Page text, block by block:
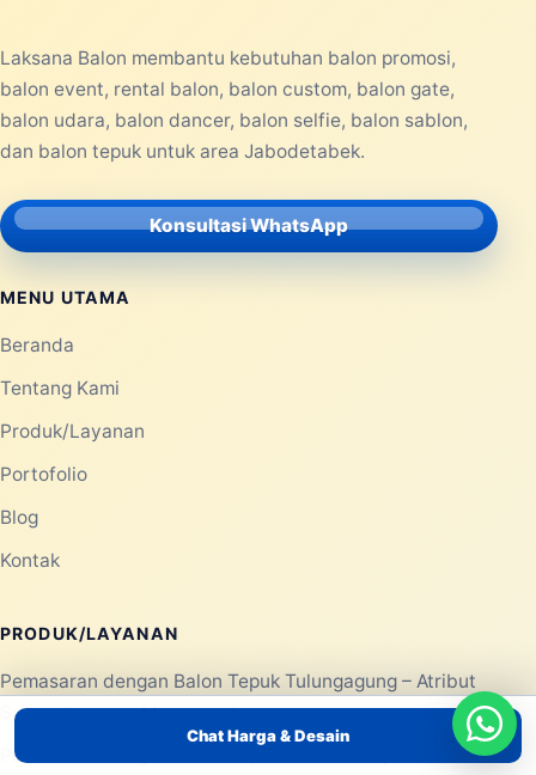
Chat Harga & Desain
Laksana Balon membantu kebutuhan balon promosi,
balon event, rental balon, balon custom, balon gate,
balon udara, balon dancer, balon selfie, balon sablon,
dan balon tepuk untuk area Jabodetabek.
Konsultasi WhatsApp
MENU UTAMA
Beranda
Tentang Kami
Produk/Layanan
Portofolio
Blog
Kontak
PRODUK/LAYANAN
Pemasaran dengan Balon Tepuk Tulungagung – Atribut
Supporter yang Mengesankan
Pemasaran dengan Balon Tepuk Tuban – Dapatkan